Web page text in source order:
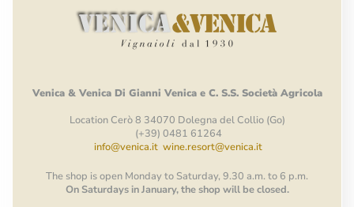
Venica & Venica Di Gianni Venica e C. S.S. Società Agricola
Location Cerò 8 34070 Dolegna del Collio (Go)
(+39) 0481 61264
info@venica.it wine.resort@venica.it
The shop is open Monday to Saturday, 9.30 a.m. to 6 p.m.
On Saturdays in January, the shop will be closed.